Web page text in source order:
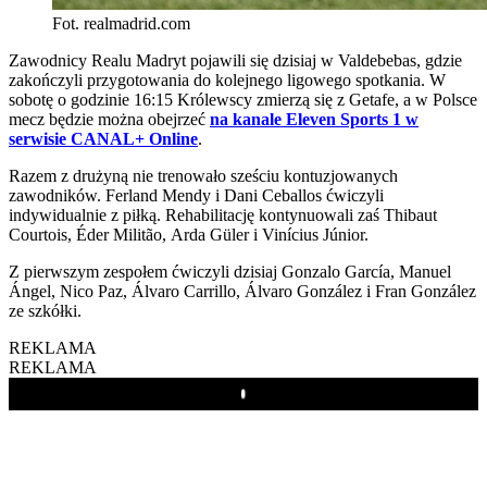
Fot. realmadrid.com
Zawodnicy Realu Madryt pojawili się dzisiaj w Valdebebas, gdzie
zakończyli przygotowania do kolejnego ligowego spotkania. W
sobotę o godzinie 16:15 Królewscy zmierzą się z Getafe, a w Polsce
mecz będzie można obejrzeć na kanale Eleven Sports 1 w
serwisie CANAL+ Online.
Razem z drużyną nie trenowało sześciu kontuzjowanych
zawodników. Ferland Mendy i Dani Ceballos ćwiczyli
indywidualnie z piłką. Rehabilitację kontynuowali zaś Thibaut
Courtois, Éder Militão, Arda Güler i Vinícius Júnior.
Z pierwszym zespołem ćwiczyli dzisiaj Gonzalo García, Manuel
Ángel, Nico Paz, Álvaro Carrillo, Álvaro González i Fran González
ze szkółki.
REKLAMA
REKLAMA
Play